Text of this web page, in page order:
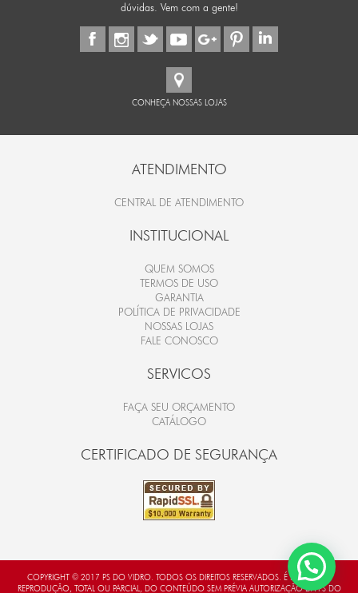
dúvidas. Vem com a gente!
CONHEÇA NOSSAS LOJAS
ATENDIMENTO
CENTRAL DE ATENDIMENTO
INSTITUCIONAL
QUEM SOMOS
TERMOS DE USO
GARANTIA
POLÍTICA DE PRIVACIDADE
NOSSAS LOJAS
FALE CONOSCO
SERVICOS
FAÇA SEU ORÇAMENTO
CATÁLOGO
CERTIFICADO DE SEGURANÇA
COPYRIGHT © 2017 PS DO VIDRO. TODOS OS DIREITOS RESERVADOS. É PROIBIDA A
REPRODUÇÃO, TOTAL OU PARCIAL, DO CONTEÚDO SEM PRÉVIA AUTORIZAÇÃO DA PS DO